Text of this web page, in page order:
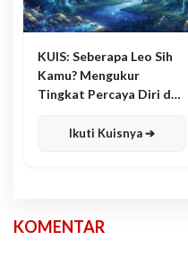
KUIS: Seberapa Leo Sih
Kamu? Mengukur
Tingkat Percaya Diri dan
Ikuti Kuisnya ➔
KOMENTAR